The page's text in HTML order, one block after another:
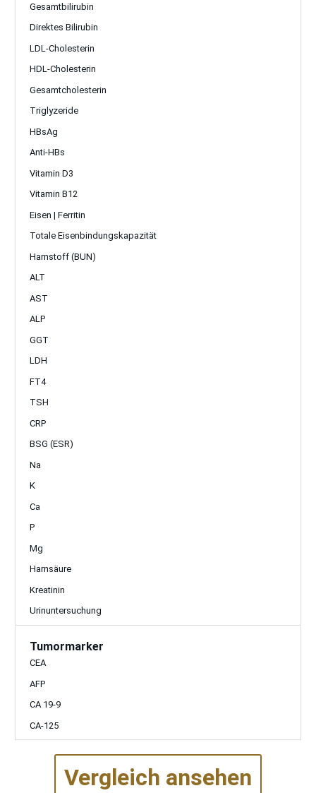
Gesamtbilirubin
Direktes Bilirubin
LDL-Cholesterin
HDL-Cholesterin
Gesamtcholesterin
Triglyzeride
HBsAg
Anti-HBs
Vitamin D3
Vitamin B12
Eisen | Ferritin
Totale Eisenbindungskapazität
Harnstoff (BUN)
ALT
AST
ALP
GGT
LDH
FT4
TSH
CRP
BSG (ESR)
Na
K
Ca
P
Mg
Harnsäure
Kreatinin
Urinuntersuchung
Tumormarker
CEA
AFP
CA 19-9
CA-125
Vergleich ansehen